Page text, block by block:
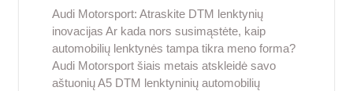
Audi Motorsport: Atraskite DTM lenktynių
inovacijas Ar kada nors susimąstėte, kaip
automobilių lenktynės tampa tikra meno forma?
Audi Motorsport šiais metais atskleidė savo
aštuonių A5 DTM lenktyninių automobilių